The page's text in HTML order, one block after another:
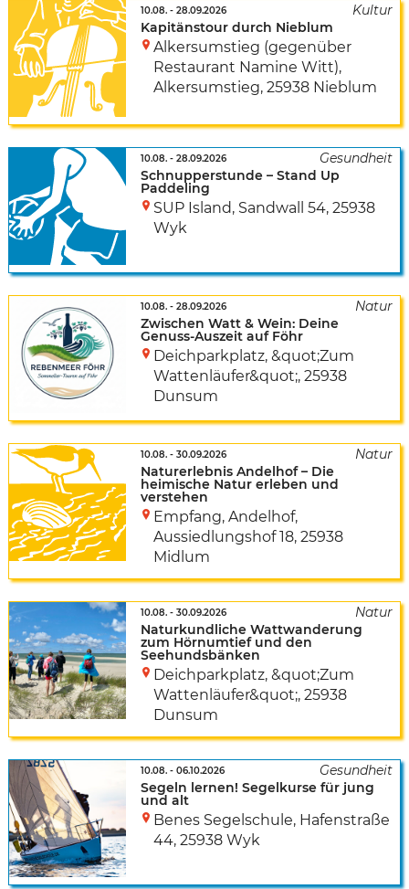
10.08. - 28.09.2026
Kapitänstour durch Nieblum
Alkersumstieg (gegenüber
Restaurant Namine Witt),
Alkersumstieg, 25938 Nieblum
10.08. - 28.09.2026
Schnupperstunde – Stand Up
Paddeling
SUP Island, Sandwall 54, 25938
Wyk
10.08. - 28.09.2026
Zwischen Watt & Wein: Deine
Genuss-Auszeit auf Föhr
Deichparkplatz, &quot;Zum
Wattenläufer&quot;, 25938
Dunsum
10.08. - 30.09.2026
Naturerlebnis Andelhof – Die
heimische Natur erleben und
verstehen
Empfang, Andelhof,
Aussiedlungshof 18, 25938
Midlum
10.08. - 30.09.2026
Naturkundliche Wattwanderung
zum Hörnumtief und den
Seehundsbänken
Deichparkplatz, &quot;Zum
Wattenläufer&quot;, 25938
Dunsum
10.08. - 06.10.2026
Segeln lernen! Segelkurse für jung
und alt
Benes Segelschule, Hafenstraße
44, 25938 Wyk